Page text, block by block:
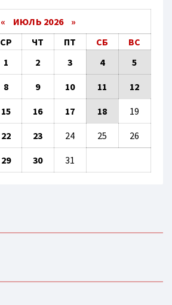
« ИЮЛЬ 2026 »
СР ЧТ ПТ СБ
ВС
1
2 3 4 5
8 9 10 11 12
15 16 17 18 19
22 23 24 25 26
29 30 31